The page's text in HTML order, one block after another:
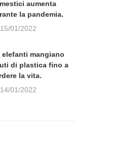
aumenta
la pandemia.
15/01/2022
elefanti mangiano
di plastica fino a
la vita.
14/01/2022